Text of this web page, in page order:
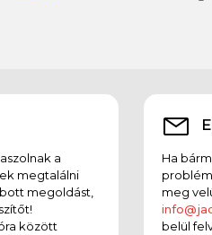
a
megtalálni
megoldást,
között
Ha
meg
belül